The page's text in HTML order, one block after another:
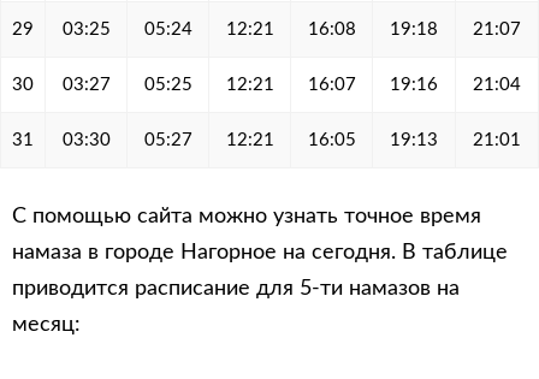
29 03:25 05:24 12:21 16:08 19:18 21:07
30 03:27 05:25 12:21 16:07 19:16 21:04
31 03:30 05:27 12:21 16:05 19:13 21:01
С помощью сайта можно узнать точное время
намаза в городе Нагорное на сегодня. В таблице
приводится расписание для 5-ти намазов на
месяц: